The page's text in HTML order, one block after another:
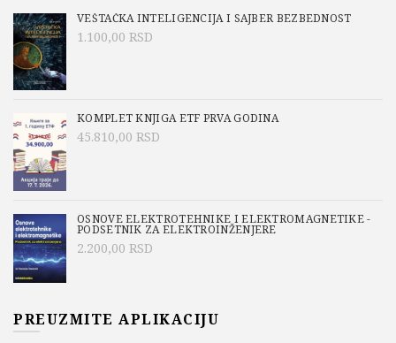
VEŠTAČKA INTELIGENCIJA I SAJBER BEZBEDNOST
1.100,00 RSD
KOMPLET KNJIGA ETF PRVA GODINA
45.810,00 RSD
OSNOVE ELEKTROTEHNIKE I ELEKTROMAGNETIKE -
PODSETNIK ZA ELEKTROINŽENJERE
2.200,00 RSD
PREUZMITE APLIKACIJU